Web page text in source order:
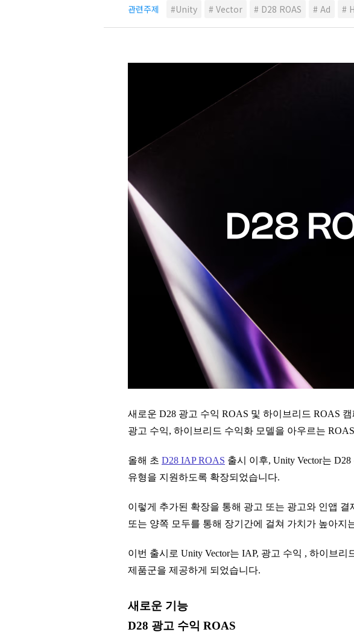
관련주제 #Unity # Vector # D28 ROAS # Ad #
새로운 D28 광고 수익 ROAS 및 하이브리드 ROAS
광고 수익, 하이브리드 수익화 모델을 아우르는
올해 초 D28 IAP ROAS 출시 이후, Unity Vector는
유형을 지원하도록 확장되었습니다.
이렇게 추가된 확장을 통해 광고 또는 광고와 인앱
또는 양쪽 모두를 통해 장기간에 걸쳐 가치가 높아지
이번 출시로 Unity Vector는 IAP, 광고 수익 , 하이브
제품군을 제공하게 되었습니다.
새로운 기능
D28 광고 수익 ROAS